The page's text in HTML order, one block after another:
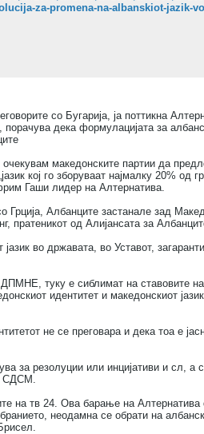
za-promena-na-albanskiot-jazik-
со Бугарија, ја поттикна
дека формулацијата за
македонските партии да
кој го зборуваат најмалку 20%
Гаши лидер на Алтернатива.
Грција, Албанците застанале зад
пратеникот од Алијансата за
во државата, во Уставот,
туку е сиблимат на ставовите
идентитет и македонскиот
не се преговара и дека тоа е
резолуции или инцијативи и сл, а
СДСМ.
на тв 24. Ова барање на
неодамна се обрати на